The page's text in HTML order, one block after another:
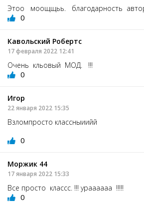
Этоо моощщьь. благодарность
0
Кавольский Робертс
17 февраля 2022 12:41
Очень кльовый МОД. !!!
0
Игор
22 января 2022 15:35
Взломпросто классныиийй
0
Моржик 44
17 января 2022 15:33
Все просто классс. !!! ураааааа !!!!!
0